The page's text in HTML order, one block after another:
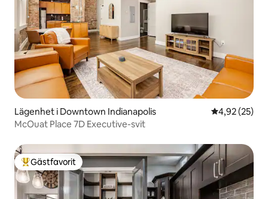
Lägenhet i Downtown Indianapolis 4,92 av 5 i
4,92 (25)
McOuat Place 7D Executive-svit
Populär gästfavorit
Gästfavorit